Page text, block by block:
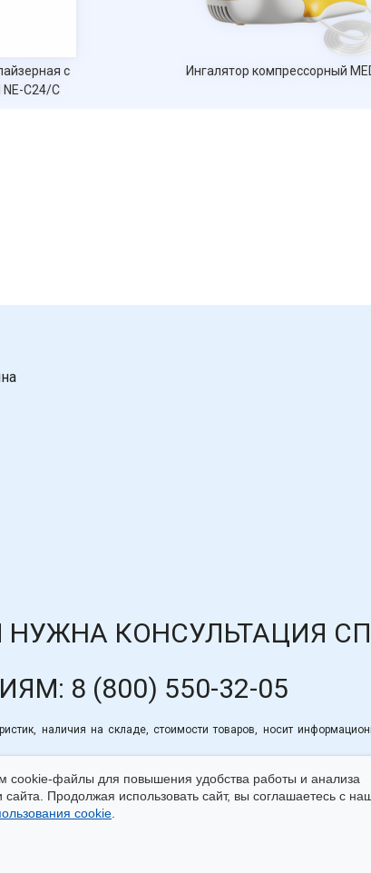
Ингалятор компрессорный MED-111
КОНСУЛЬТАЦИЯ
8 (800) 550-32-05
наличия на складе, стоимости товаров, носит
Согласие на обработку
cookie-файлы для повышения удобства работы и анализа
Продолжая использовать сайт, вы соглашаетесь с
cookie